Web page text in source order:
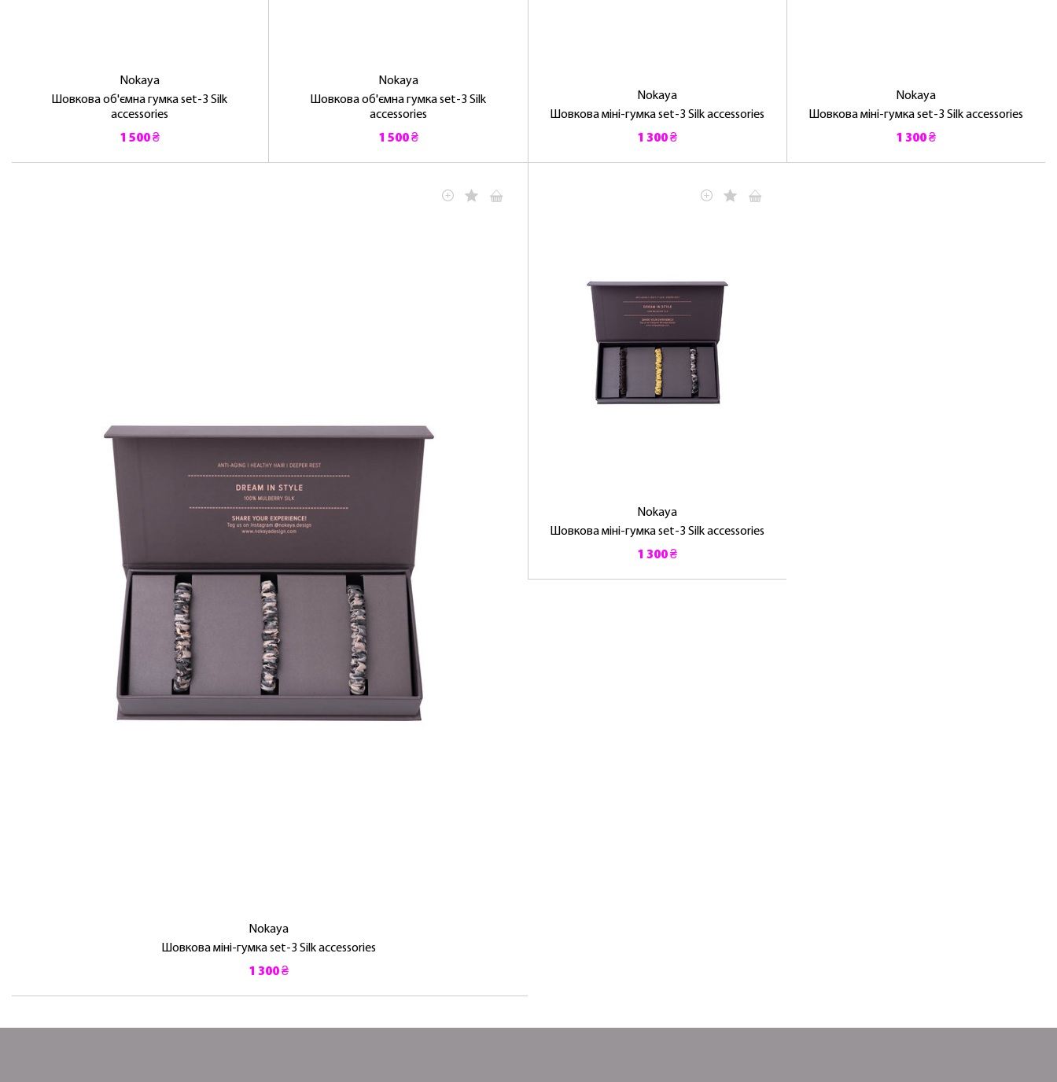
Nokaya
Шовкова об'ємна гумка set-3 Silk
accessories
1 500 ₴
Nokaya
Шовкова об'ємна гумка set-3 Silk
accessories
1 500 ₴
Nokaya
Шовкова міні-гумка set-3 Silk accessories
1 300 ₴
Nokaya
Шовкова міні-гумка set-3 Silk accessories
1 300 ₴
Nokaya
Шовкова міні-гумка set-3 Silk accessories
1 300 ₴
Nokaya
Шовкова міні-гумка set-3 Silk accessories
1 300 ₴